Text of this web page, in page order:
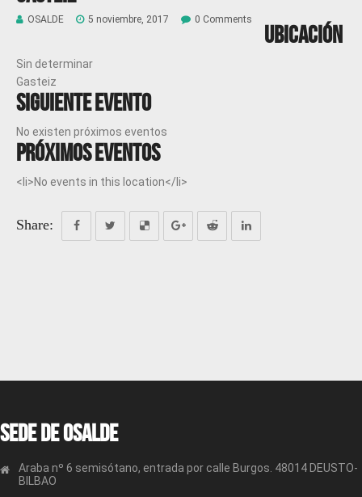
OSALDE 5 noviembre, 2017 0 Comments
Ubicación
Sin determinar
Gasteiz
Siguiente evento
No existen próximos eventos
Próximos eventos
<li>No events in this location</li>
Share:
Sede de OSALDE
Araba nº 6 semisótano, entrada por calle Burgos. 48014 DEUSTO-
BILBAO